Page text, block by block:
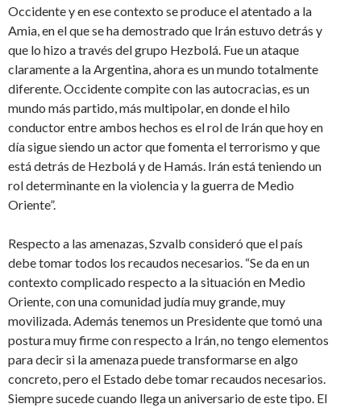
Occidente y en ese contexto se produce el atentado a la
Amia, en el que se ha demostrado que Irán estuvo detrás y
que lo hizo a través del grupo Hezbolá. Fue un ataque
claramente a la Argentina, ahora es un mundo totalmente
diferente. Occidente compite con las autocracias, es un
mundo más partido, más multipolar, en donde el hilo
conductor entre ambos hechos es el rol de Irán que hoy en
día sigue siendo un actor que fomenta el terrorismo y que
está detrás de Hezbolá y de Hamás. Irán está teniendo un
rol determinante en la violencia y la guerra de Medio
Oriente”.
Respecto a las amenazas, Szvalb consideró que el país
debe tomar todos los recaudos necesarios. “Se da en un
contexto complicado respecto a la situación en Medio
Oriente, con una comunidad judía muy grande, muy
movilizada. Además tenemos un Presidente que tomó una
postura muy firme con respecto a Irán, no tengo elementos
para decir si la amenaza puede transformarse en algo
concreto, pero el Estado debe tomar recaudos necesarios.
Siempre sucede cuando llega un aniversario de este tipo. El